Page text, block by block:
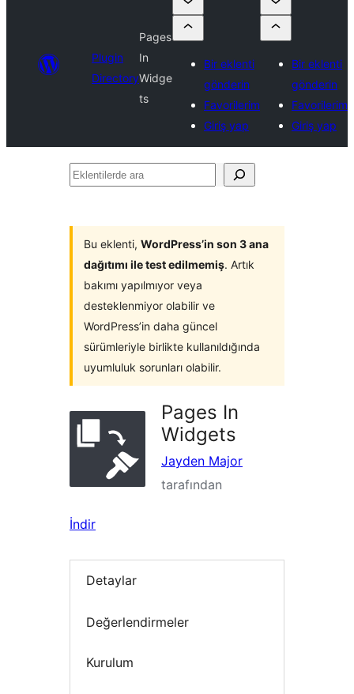
Plugin
Directory
Pages
In
Widge
ts
Bir eklenti
gönderin
Favorilerim
Giriş yap
Bir eklenti
gönderin
Favorilerim
Giriş yap
Eklentilerde
Bu eklenti, WordPress’in son 3 ana
dağıtımı ile test edilmemiş. Artık
bakımı yapılmıyor veya
desteklenmiyor olabilir ve
WordPress’in daha güncel
sürümleriyle birlikte kullanıldığında
uyumluluk sorunları olabilir.
Pages In
Widgets
Jayden Major
tarafından
İndir
Detaylar
Değerlendirmeler
Kurulum